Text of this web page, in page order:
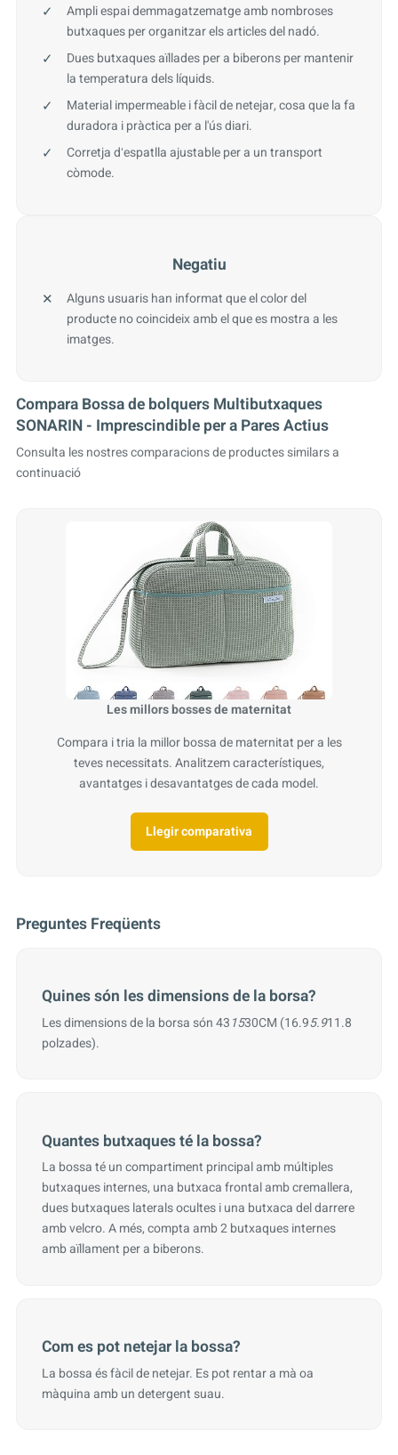
Ampli espai demmagatzematge amb nombroses
butxaques per organitzar els articles del nadó.
Dues butxaques aïllades per a biberons per mantenir
la temperatura dels líquids.
Material impermeable i fàcil de netejar, cosa que la fa
duradora i pràctica per a l'ús diari.
Corretja dʻespatlla ajustable per a un transport
còmode.
Negatiu
Alguns usuaris han informat que el color del
producte no coincideix amb el que es mostra a les
imatges.
Compara Bossa de bolquers Multibutxaques
SONARIN - Imprescindible per a Pares Actius
Consulta les nostres comparacions de productes similars a
continuació
Les millors bosses de maternitat
Compara i tria la millor bossa de maternitat per a les
teves necessitats. Analitzem característiques,
avantatges i desavantatges de cada model.
Llegir comparativa
Preguntes Freqüents
Quines són les dimensions de la borsa?
Les dimensions de la borsa són 431530CM (16.95.911.8
polzades).
Quantes butxaques té la bossa?
La bossa té un compartiment principal amb múltiples
butxaques internes, una butxaca frontal amb cremallera,
dues butxaques laterals ocultes i una butxaca del darrere
amb velcro. A més, compta amb 2 butxaques internes
amb aïllament per a biberons.
Com es pot netejar la bossa?
La bossa és fàcil de netejar. Es pot rentar a mà oa
màquina amb un detergent suau.